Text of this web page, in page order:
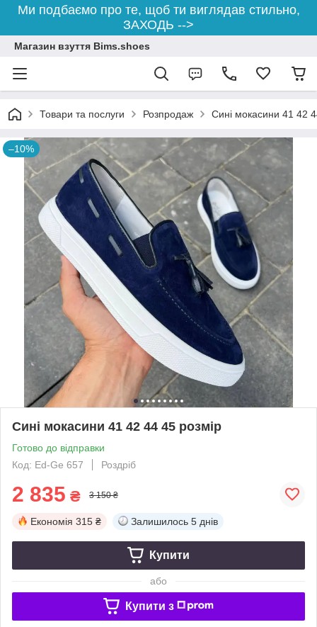
Ми подбаємо про те, щоб ти виглядав стильно,
ЗАХОДЬ -->
Магазин взуття Bims.shoes
Товари та послуги Розпродаж Сині мокасини 41 42
–10%
Сині мокасини 41 42 44 45 розмір
Готово до відправки
Код: Ed-Ge 657
Роздріб
2 835 ₴ 3 150 ₴
Економія 315 ₴ Залишилось 5 днів
Купити
або
Купити з